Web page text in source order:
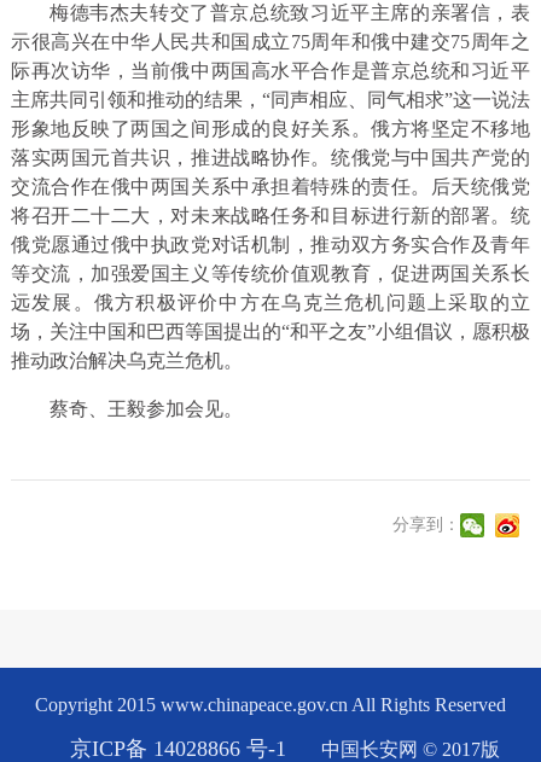
梅德韦杰夫转交了普京总统致习近平主席的亲署信，表
示很高兴在中华人民共和国成立75周年和俄中建交75周年之
际再次访华，当前俄中两国高水平合作是普京总统和习近平
主席共同引领和推动的结果，“同声相应、同气相求”这一说法
形象地反映了两国之间形成的良好关系。俄方将坚定不移地
落实两国元首共识，推进战略协作。统俄党与中国共产党的
交流合作在俄中两国关系中承担着特殊的责任。后天统俄党
将召开二十二大，对未来战略任务和目标进行新的部署。统
俄党愿通过俄中执政党对话机制，推动双方务实合作及青年
等交流，加强爱国主义等传统价值观教育，促进两国关系长
远发展。俄方积极评价中方在乌克兰危机问题上采取的立
场，关注中国和巴西等国提出的“和平之友”小组倡议，愿积极
推动政治解决乌克兰危机。
蔡奇、王毅参加会见。
分享到：
Copyright 2015 www.chinapeace.gov.cn All Rights Reserved
京ICP备 14028866 号-1 中国长安网 © 2017版